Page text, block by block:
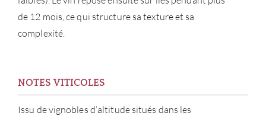
de 12 mois, ce qui structure sa texture et sa
complexité.
NOTES VITICOLES
Issu de vignobles d’altitude situés dans les